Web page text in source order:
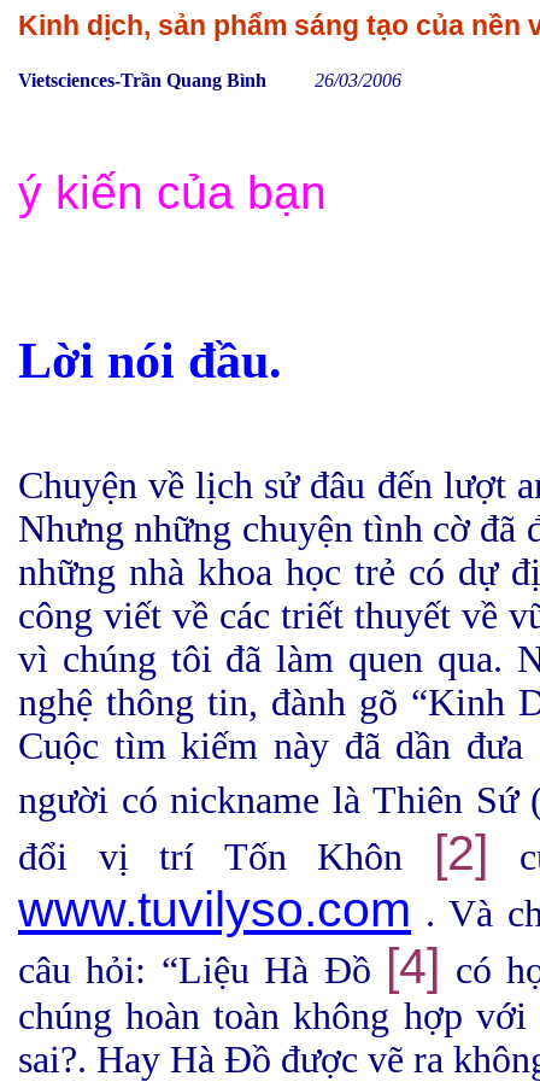
Kinh dịch, sản phẩm sáng tạo của nền
Vietsciences-Trần Quang Bình 26/03/2006
ý kiến của bạn
Lời nói đầu.
Chuyện về lịch sử đâu đến lượt
Nhưng những chuyện tình cờ đã
những nhà khoa học trẻ có dự
công viết về các triết thuyết về
vì chúng tôi đã làm quen qua.
nghệ thông tin, đành gõ “Kinh
Cuộc tìm kiếm này đã dần
người có nickname là Thiên
đổi vị trí Tốn Khôn [2]
www.tuvilyso.com . Và
câu hỏi: “Liệu Hà Đồ [4] có
chúng hoàn toàn không hợp
sai?. Hay Hà Đồ được vẽ ra